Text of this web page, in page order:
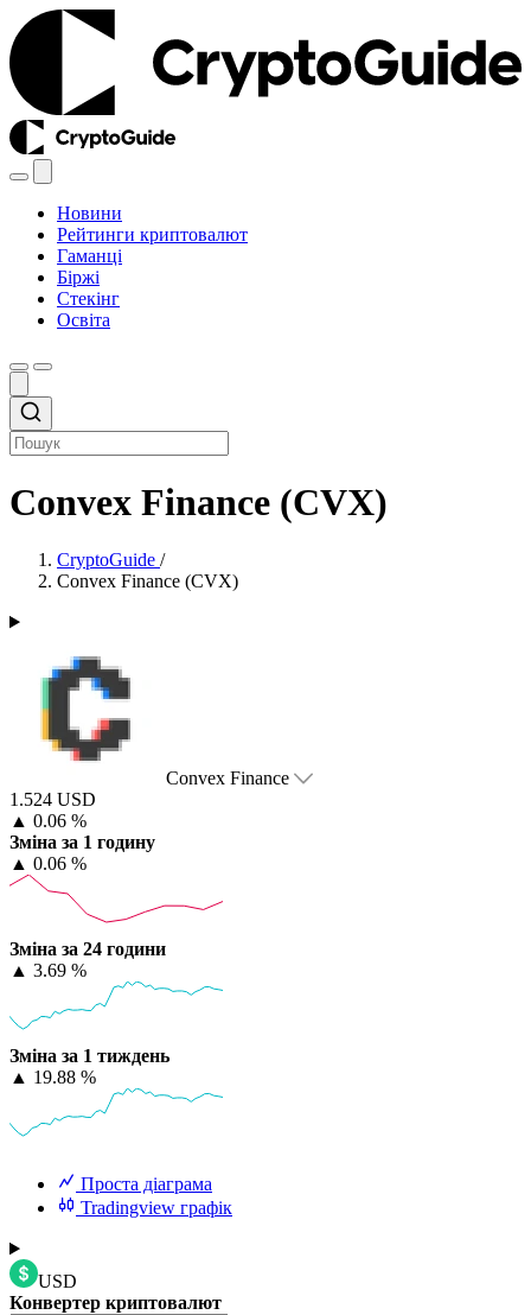
Новини
Рейтинги криптовалют
Гаманці
Біржі
Стекінг
Освіта
Convex Finance (CVX)
CryptoGuide /
Convex Finance (CVX)
Convex Finance
1.524 USD
▲ 0.06 %
Зміна за 1 годину
▲ 0.06 %
Зміна за 24 години
▲ 3.69 %
Зміна за 1 тиждень
▲ 19.88 %
Проста діаграма
Tradingview графік
USD
Конвертер криптовалют